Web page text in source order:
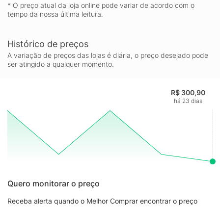
* O preço atual da loja online pode variar de acordo com o
tempo da nossa última leitura.
Histórico de preços
A variação de preços das lojas é diária, o preço desejado pode
ser atingido a qualquer momento.
R$ 300,90
há 23 dias
Quero monitorar o preço
Receba alerta quando o Melhor Comprar encontrar o preço